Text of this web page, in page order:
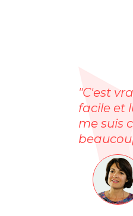
"C'est
facile et
me suis